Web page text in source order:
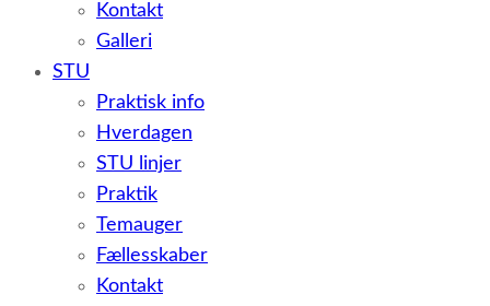
Kontakt
Galleri
STU
Praktisk info
Hverdagen
STU linjer
Praktik
Temauger
Fællesskaber
Kontakt